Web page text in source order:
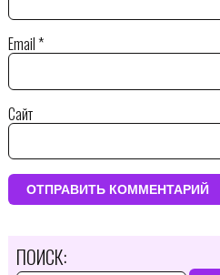
Email*
Сайт
ПОИСК: